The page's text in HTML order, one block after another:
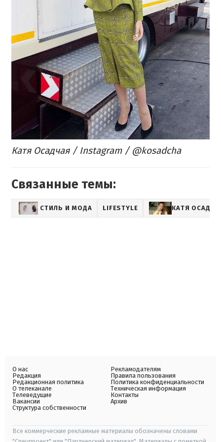
Катя Осадчая / Instagram / @kosadcha
Связанные темы:
СТИЛЬ И МОДА LIFESTYLE КАТЯ
О нас
Редакция
Редакционная политика
О телеканале
Телеведущие
Вакансии
Структура собственности
Рекламодателям
Правила пользования
Политика конфиденциальности
Техническая информация
Контакты
Архив
Все коммерческие рекламные материалы обозначены словами